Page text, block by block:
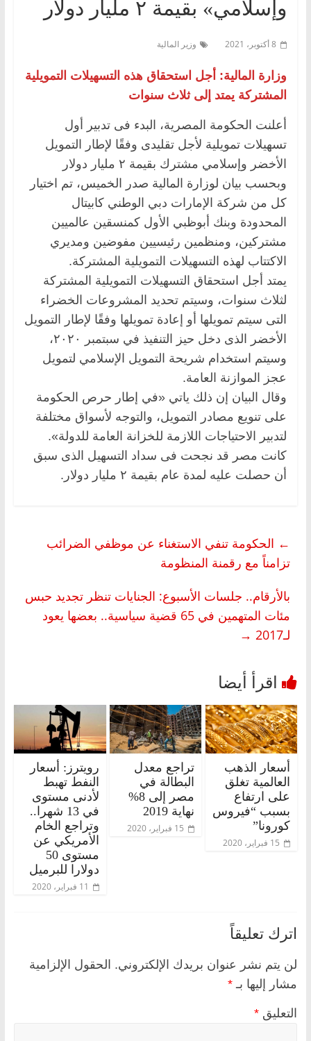
وإسلامي» بقيمة ٢ مليار دولار
8 أكتوبر، 2021 وزير المالية
وزارة المالية: أجل استحقاق هذه التسهيلات التمويلية
المشتركة يمتد إلى ثلاث سنوات
أعلنت الحكومة المصرية، البدء فى تدبير أول
تسهيلات تمويلية لأجل تقليدى وفقًا لإطار التمويل
الأخضر وإسلامي مشترك بقيمة ٢ مليار دولار
وبحسب بيان لوزارة المالية صدر الخميس، تم اختيار
كل من شركة الإمارات دبي الوطني كابيتال
المحدودة وبنك أبوظبي الأول كمنسقين عالميين
مشتركين، ومنظمين رئيسيين مفوضين ومديري
الاكتتاب لهذه التسهيلات التمويلية المشتركة.
يمتد أجل استحقاق التسهيلات التمويلية المشتركة
لثلاث سنوات، وسيتم تحديد المشروعات الخضراء
التى سيتم تمويلها أو إعادة تمويلها وفقًا لإطار التمويل
الأخضر الذى دخل حيز التنفيذ في سبتمبر ٢٠٢٠،
وسيتم استخدام شريحة التمويل الإسلامي لتمويل
عجز الموازنة العامة.
وقال البيان إن ذلك ياتي «في إطار حرص الحكومة
على تنويع مصادر التمويل، والتوجه لأسواق مختلفة
لتدبير الاحتياجات اللازمة للخزانة العامة للدولة».
كانت مصر قد نجحت فى سداد التسهيل الذى سبق
أن حصلت عليه لمدة عام بقيمة ٢ مليار دولار.
← الحكومة تنفي الاستغناء عن موظفي الضرائب
تزامناً مع رقمنة المنظومة
بالأرقام.. جلسات الأسبوع: الجنايات تنظر تجديد حبس
مئات المتهمين في 65 قضية سياسية.. بعضها يعود
لـ2017
→
أسعار الذهب
العالمية تغلق
على ارتفاع
بسبب “فيروس
كورونا”
15 فبراير، 2020
تراجع معدل
البطالة في
مصر إلى 8%
نهاية 2019
15 فبراير، 2020
رويترز: أسعار
النفط تهبط
لأدنى مستوى
في 13 شهرا..
وتراجع الخام
الأمريكي عن
مستوى 50
دولارا للبرميل
11 فبراير، 2020
اترك تعليقاً
لن يتم نشر عنوان بريدك الإلكتروني. الحقول الإلزامية
مشار إليها بـ *
التعليق *